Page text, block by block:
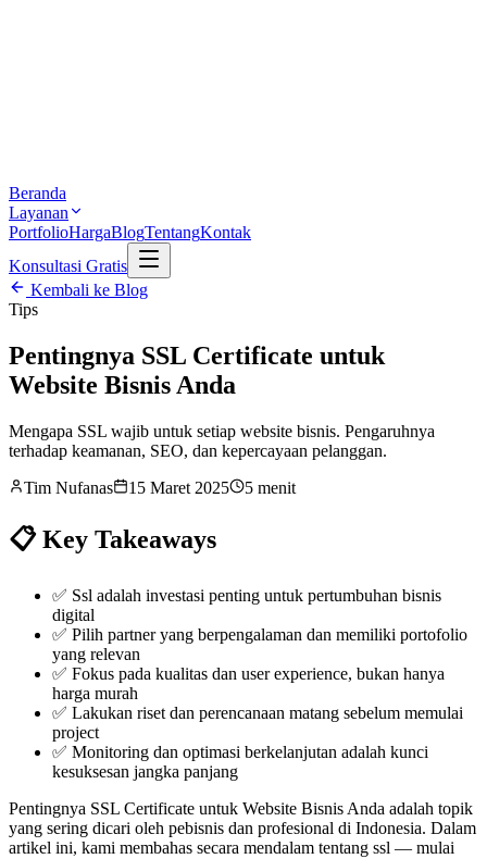
Beranda
Layanan
PortfolioHargaBlogTentangKontak
Konsultasi Gratis
Kembali ke Blog
Tips
Pentingnya SSL Certificate untuk
Website Bisnis Anda
Mengapa SSL wajib untuk setiap website bisnis. Pengaruhnya
terhadap keamanan, SEO, dan kepercayaan pelanggan.
Tim Nufanas
15 Maret 2025 5 menit
📋 Key Takeaways
✅ Ssl adalah investasi penting untuk pertumbuhan bisnis
digital
✅ Pilih partner yang berpengalaman dan memiliki portofolio
yang relevan
✅ Fokus pada kualitas dan user experience, bukan hanya
harga murah
✅ Lakukan riset dan perencanaan matang sebelum memulai
project
✅ Monitoring dan optimasi berkelanjutan adalah kunci
kesuksesan jangka panjang
Pentingnya SSL Certificate untuk Website Bisnis Anda adalah topik
yang sering dicari oleh pebisnis dan profesional di Indonesia. Dalam
artikel ini, kami membahas secara mendalam tentang ssl — mulai